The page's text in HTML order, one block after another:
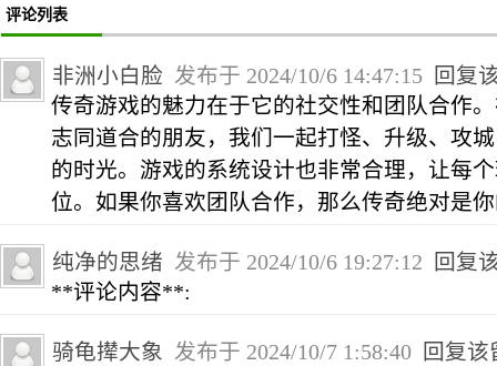
评论列表
非洲小白脸 发布于 2024/10/6 14:47:15
回复
传奇游戏的魅力在于它的社交性和团队合作
志同道合的朋友，我们一起打怪、升级、攻
的时光。游戏的系统设计也非常合理，让每
位。如果你喜欢团队合作，那么传奇绝对是
纯净的思绪 发布于 2024/10/6 19:27:12
回复
**评论内容**:
骑龟撵大象 发布于 2024/10/7 1:58:40 回复该